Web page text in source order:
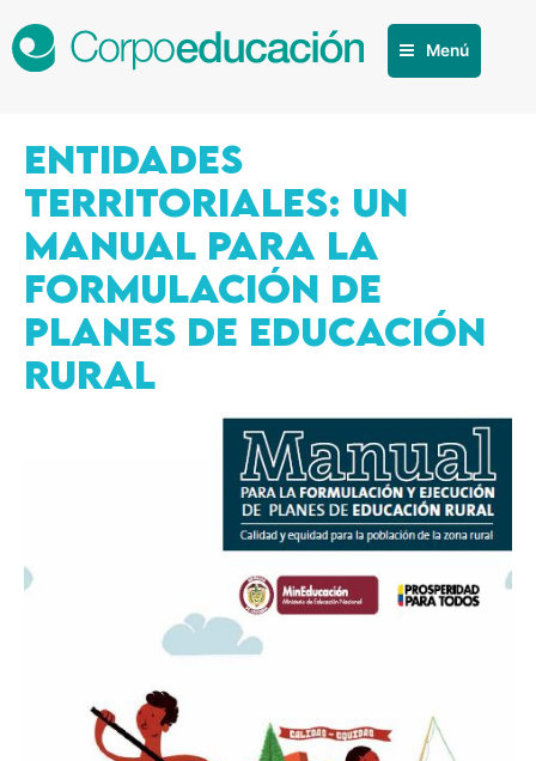
Menú
ENTIDADES
TERRITORIALES: UN
MANUAL PARA LA
FORMULACIÓN DE
PLANES DE EDUCACIÓN
RURAL